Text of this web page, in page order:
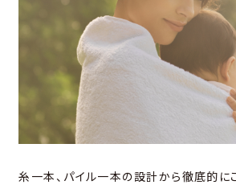
糸一本、パイル一本の設計から徹底的に